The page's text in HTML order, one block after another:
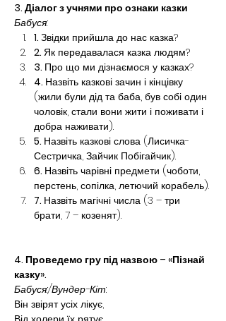
3. Діалог з учнями про ознаки казки
Бабуся:
1. Звідки прийшла до нас казка?
2. Як передавалася казка людям?
3. Про що ми дізнаємося у казках?
4. Назвіть казкові зачин і кінцівку
(жили були дід та баба, був собі один
чоловік, стали вони жити і поживати і
добра наживати).
5. Назвіть казкові слова (Лисичка-
Сестричка, Зайчик Побігайчик).
6. Назвіть чарівні предмети (чоботи,
перстень, сопілка, летючий корабель).
7. Назвіть магічні числа (3 – три
брати, 7 – козенят).
4. Проведемо гру під назвою – «Пізнай
казку».
Бабуся:/Вундер-Кіт:
Він звірят усіх лікує,